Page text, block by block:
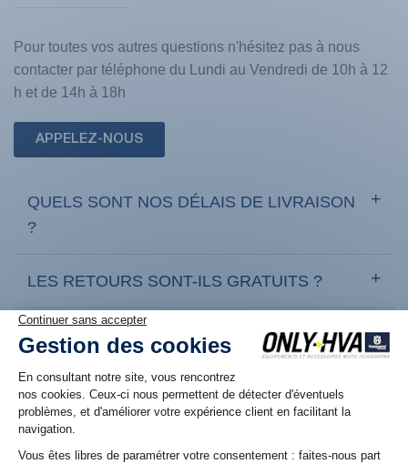
Pour toutes vos autres questions n'hésitez pas à nous
contacter par téléphone du Lundi au Vendredi de 10h à 12
h et de 14h à 18h
APPELEZ-NOUS
QUELS SONT NOS DÉLAIS DE LIVRAISON
?
LES RETOURS SONT-ILS GRATUITS ?
COMMENT RETOURNER UN PRODUIT ?